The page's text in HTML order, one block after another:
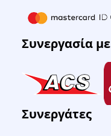
Συνεργασία με
Συνεργάτες